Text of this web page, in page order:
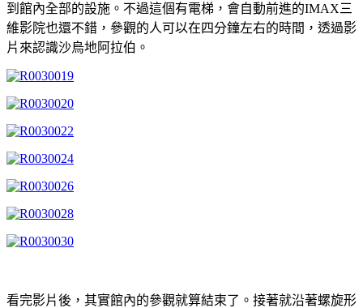
到館內全部的設施。不過這個有電梯，會自動前進的IMAX三
維影院也還不錯，參觀的人可以在四分鐘左右的時間，透過影
片來認識沙烏地阿拉伯。
看完影片後，其實館內的參觀就算結束了。接著就沿著螺旋形